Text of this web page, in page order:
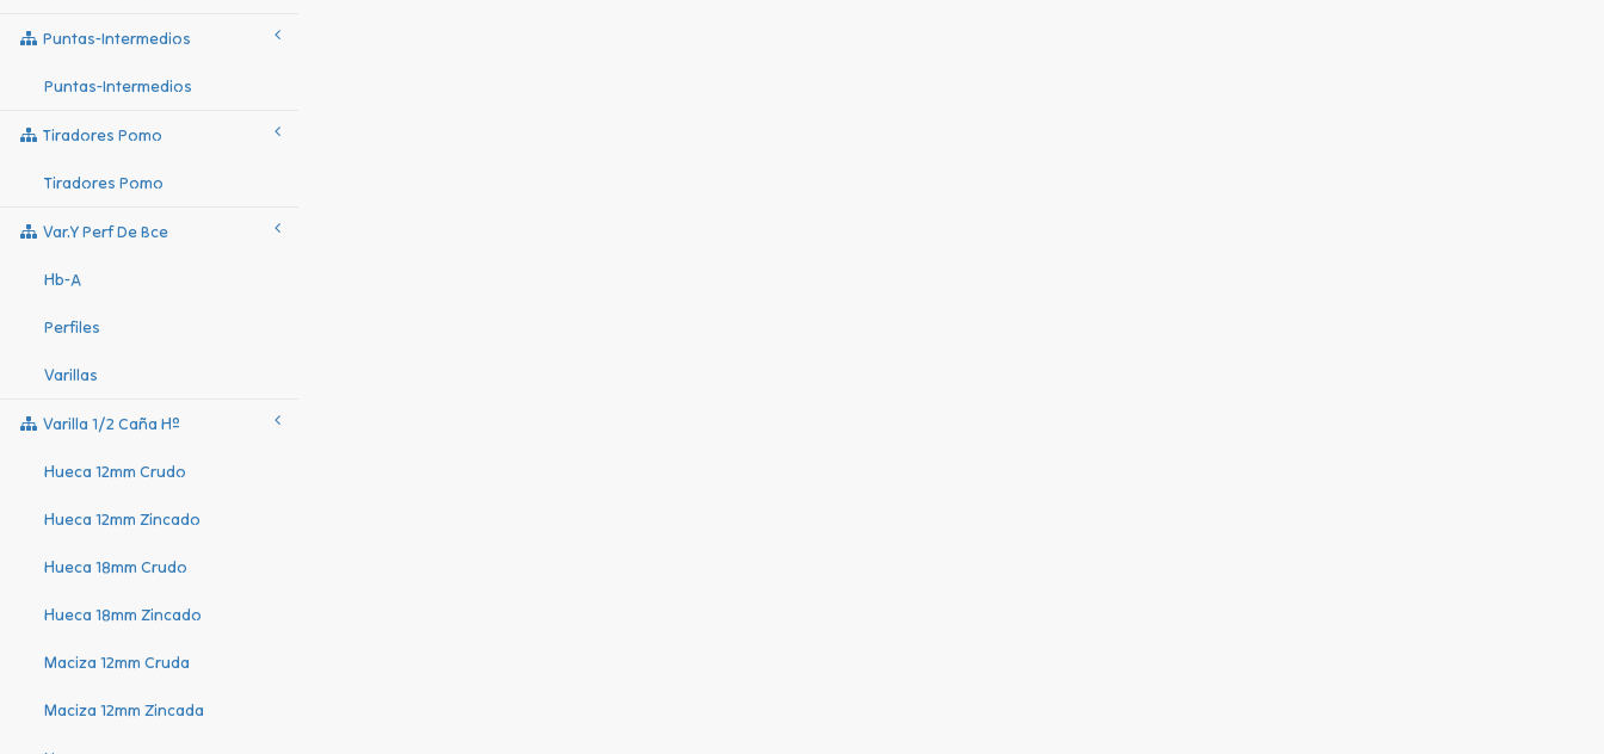
Puntas-Intermedios
Puntas-Intermedios
Tiradores Pomo
Tiradores Pomo
Var.y Perf De Bce
Hb-A
Perfiles
Varillas
Varilla 1/2 Caña Hº
Hueca 12mm Crudo
Hueca 12mm Zincado
Hueca 18mm Crudo
Hueca 18mm Zincado
Maciza 12mm Cruda
Maciza 12mm Zincada